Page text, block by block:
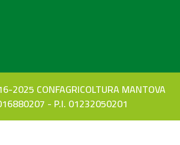
2025 CONFAGRICOLTURA MANTOVA
- P.I. 01232050201